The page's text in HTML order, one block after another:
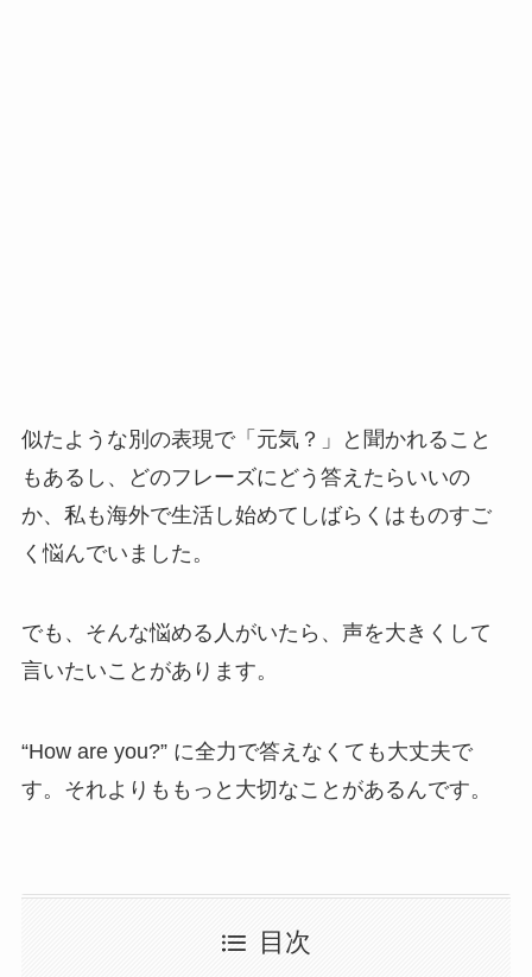
似たような別の表現で「元気？」と聞かれること
もあるし、どのフレーズにどう答えたらいいの
か、私も海外で生活し始めてしばらくはものすご
く悩んでいました。
でも、そんな悩める人がいたら、声を大きくして
言いたいことがあります。
“How are you?” に全力で答えなくても大丈夫で
す。それよりももっと大切なことがあるんです。
目次